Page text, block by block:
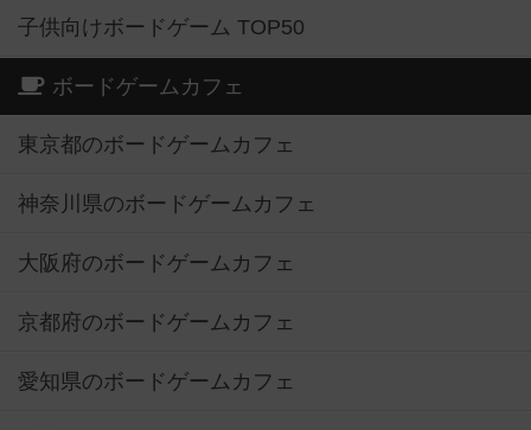
子供向けボードゲーム TOP50
ボードゲームカフェ
東京都のボードゲームカフェ
神奈川県のボードゲームカフェ
大阪府のボードゲームカフェ
京都府のボードゲームカフェ
愛知県のボードゲームカフェ